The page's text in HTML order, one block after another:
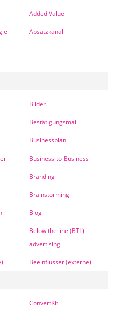
Added Value
Absatzkanal
Bilder
Bestätigungsmail
Businessplan
Business-to-Business
Branding
Brainstorming
Blog
Below the line (BTL)
advertising
Beeinflusser (externe)
ConvertKit